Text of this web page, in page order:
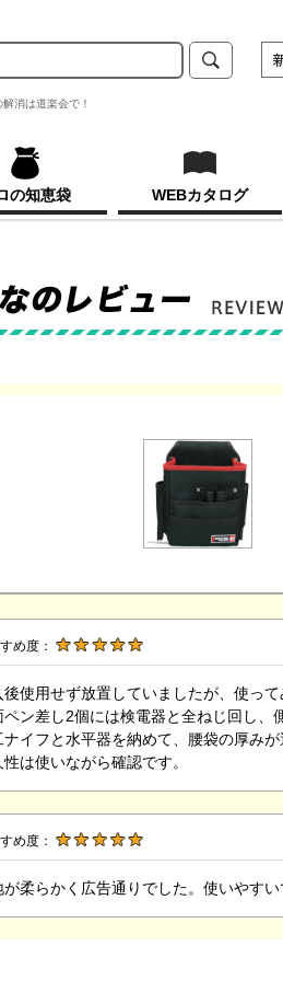
消は道楽会で！
の知恵袋 WEBカタログ
め度：
後使用せず放置していましたが、使って
ペン差し2個には検電器と全ねじ回し、
ナイフと水平器を納めて、腰袋の厚みが
は使いながら確認です。
め度：
が柔らかく広告通りでした。使いやすい